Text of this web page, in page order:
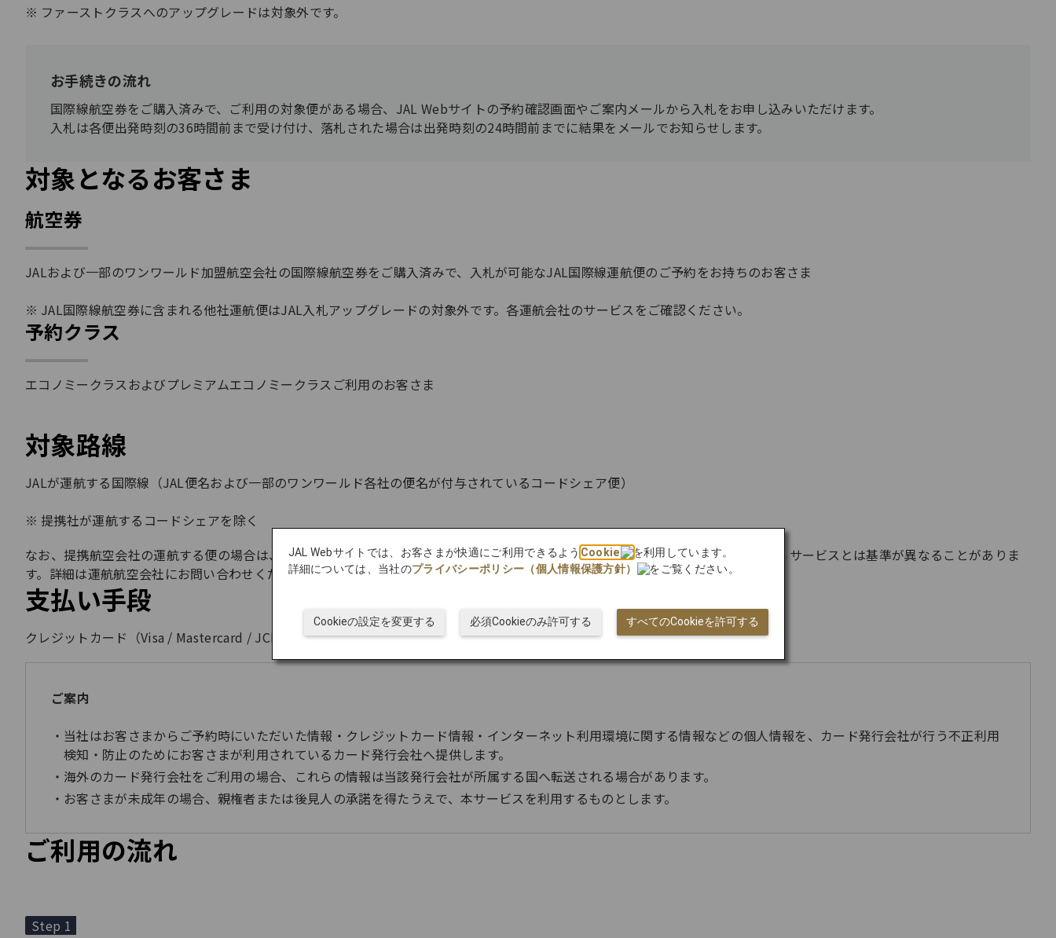
ファーストクラスへのアップグレードは対象外です。
お手続きの流れ
国際線航空券をご購入済みで、ご利用の対象便がある場合、JAL Webサイトの予約確認画面やご案内メールから入札をお申し込みいただけます。
入札は各便出発時刻の36時間前まで受け付け、落札された場合は出発時刻の24時間前までに結果をメールでお知らせします。
対象となるお客さま
航空券
JALおよび一部のワンワールド加盟航空会社の国際線航空券をご購入済みで、入札が可能なJAL国際線運航便のご予約をお持ちのお客さま
JAL国際線航空券に含まれる他社運航便はJAL入札アップグレードの対象外です。各運航会社のサービスをご確認ください。
予約クラス
エコノミークラスおよびプレミアムエコノミークラスご利用のお客さま
対象路線
JALが運航する国際線（JAL便名および一部のワンワールド各社の便名が付与されているコードシェア便）
提携社が運航するコードシェアを除く
なお、提携航空会社の運航する便の場合は、運航航空会社が実施しているサービスをご利用できる場合がございます。JALが実施するサービスとは基準が異なることがありま
す。詳細は運航航空会社にお問い合わせください。
支払い手段
クレジットカード（Visa / Mastercard / JCB / American Express / Diners Club）
ご案内
当社はお客さまからご予約時にいただいた情報・クレジットカード情報・インターネット利用環境に関する情報などの個人情報を、カード発行会社が行う不正利用
検知・防止のためにお客さまが利用されているカード発行会社へ提供します。
海外のカード発行会社をご利用の場合、これらの情報は当該発行会社が所属する国へ転送される場合があります。
お客さまが未成年の場合、親権者または後見人の承諾を得たうえで、本サービスを利用するものとします。
ご利用の流れ
Step 1
JAL Webサイトでは、お客さまが快適にご利用できるよう Cookie
を利用しています。
詳細については、当社のプライバシーポリシー（個人情報保護方針） をご覧ください。
すべてのCookieを許可する
必須Cookieのみ許可する
Cookieの設定を変更する